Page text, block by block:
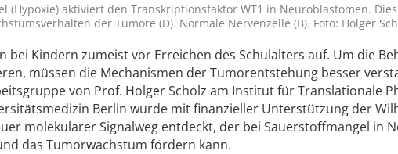
(Hypoxie) aktiviert den Transkriptionsfaktor WT1 in Neuroblastomen.
der Tumore (D). Normale Nervenzelle (B). Foto: Holger
bei Kindern zumeist vor Erreichen des Schulalters auf. Um die
müssen die Mechanismen der Tumorentstehung besser
von Prof. Holger Scholz am Institut für Translationale
Berlin wurde mit finanzieller Unterstützung der
molekularer Signalweg entdeckt, der bei Sauerstoffmangel in
das Tumorwachstum fördern kann.